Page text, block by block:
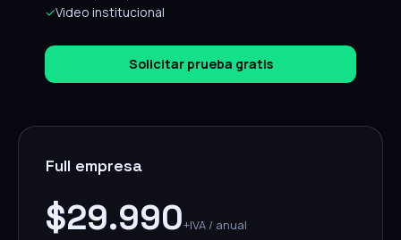
✓Video institucional
Solicitar prueba gratis
Full empresa
$29.990+IVA / anual